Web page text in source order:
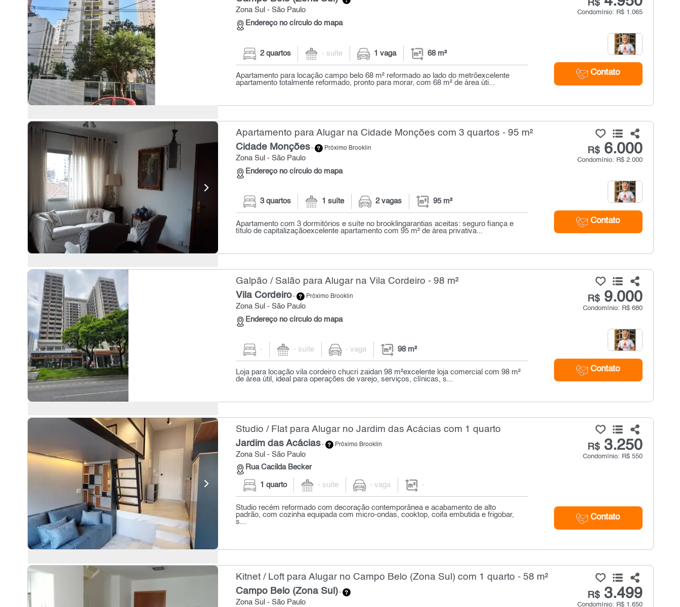
Zona Sul - São Paulo
Endereço no círculo do mapa
R$
Condomínio: R$ 1.065
Contato
2 quartos - suíte 1 vaga 68 m²
Apartamento para locação campo belo 68 m² reformado ao lado do metrôexcelente
apartamento totalmente reformado, pronto para morar, com 68 m² de área úti...
Apartamento para Alugar na Cidade Monções com 3 quartos - 95 m²
Cidade Monções- Próximo Brooklin
Zona Sul - São Paulo
Endereço no círculo do mapa
R$6.000
Condomínio: R$ 2.000
Contato
3 quartos 1 suíte 2 vagas 95 m²
Apartamento com 3 dormitórios e suíte no brooklingarantias aceitas: seguro fiança e
título de capitalizaçãoexcelente apartamento com 95 m² de área privativa...
Galpão / Salão para Alugar na Vila Cordeiro - 98 m²
Vila Cordeiro- Próximo Brooklin
Zona Sul - São Paulo
Endereço no círculo do mapa
R$9.000
Condomínio: R$ 680
Contato
- - suíte - vaga 98 m²
Loja para locação vila cordeiro chucri zaidan 98 m²excelente loja comercial com 98 m²
de área útil, ideal para operações de varejo, serviços, clínicas, s...
Studio / Flat para Alugar no Jardim das Acácias com 1 quarto
Jardim das Acácias- Próximo Brooklin
Zona Sul - São Paulo
Rua Cacilda Becker
R$3.250
Condomínio: R$ 550
Contato
1 quarto - suíte - vaga -
Studio recém reformado com decoração contemporânea e acabamento de alto
padrão, com cozinha equipada com micro-ondas, cooktop, coifa embutida e frigobar,
s...
Kitnet / Loft para Alugar no Campo Belo (Zona Sul) com 1 quarto - 58 m²
Campo Belo (Zona Sul)-
Zona Sul - São Paulo
R$3.499
Condomínio: R$ 1.650